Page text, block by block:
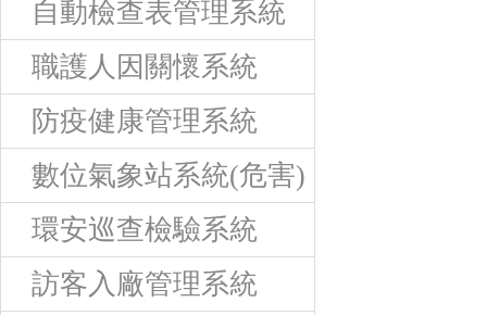
自動檢查表管理系統
職護人因關懷系統
防疫健康管理系統
數位氣象站系統(危害)
環安巡查檢驗系統
訪客入廠管理系統